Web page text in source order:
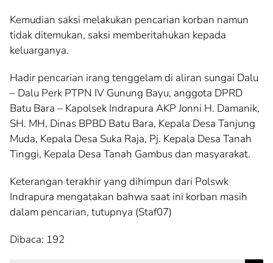
Kemudian saksi melakukan pencarian korban namun
tidak ditemukan, saksi memberitahukan kepada
keluarganya.
Hadir pencarian irang tenggelam di aliran sungai Dalu
– Dalu Perk PTPN IV Gunung Bayu, anggota DPRD
Batu Bara – Kapolsek Indrapura AKP Jonni H. Damanik,
SH. MH, Dinas BPBD Batu Bara, Kepala Desa Tanjung
Muda, Kepala Desa Suka Raja, Pj. Kepala Desa Tanah
Tinggi, Kepala Desa Tanah Gambus dan masyarakat.
Keterangan terakhir yang dihimpun dari Polswk
Indrapura mengatakan bahwa saat ini korban masih
dalam pencarian, tutupnya (Staf07)
Dibaca: 192